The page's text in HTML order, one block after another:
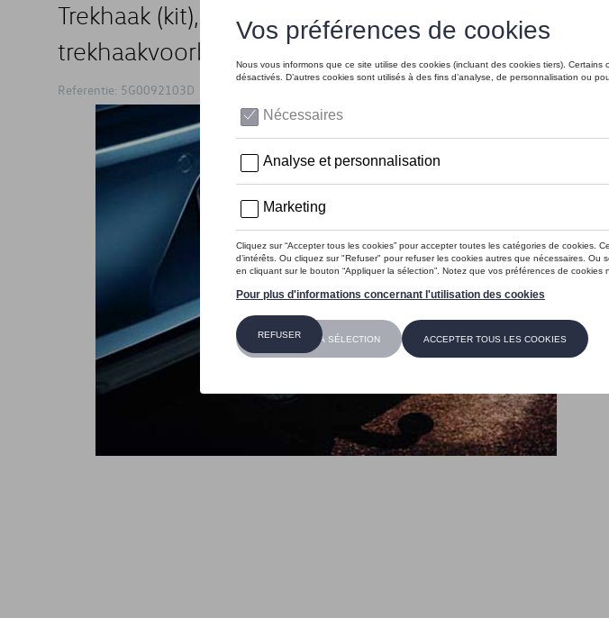
Trekhaak (kit), Vast, incl. 13-polige elektrische
trekhaakvoorbereiding
Referentie: 5G0092103D